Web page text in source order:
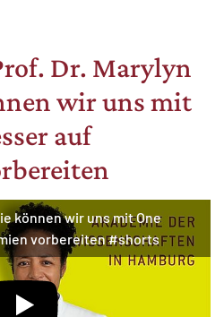
Dr. Marylyn
wir uns mit
auf
können wir uns mit One
vorbereiten #shorts